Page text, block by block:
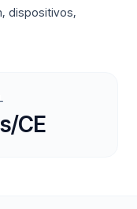
dispositivos,
CE